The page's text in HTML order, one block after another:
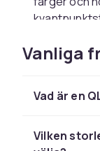
välja?
tum QLED
Vanliga
Vad är en
Vilken